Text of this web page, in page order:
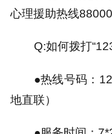
心理援助热线
Q:如何拨打
●热线号码：
地直联）